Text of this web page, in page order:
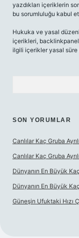
yazdıkları içeriklerin
bu sorumluluğu kabul
Hukuka ve yasal
içerikleri,
ilgili içerikler yasal süre
SON YORUMLAR
Canlılar Kaç Gruba
Canlılar Kaç Gruba
Dünyanın En Büyük
Dünyanın En Büyük
Güneşin Ufuktaki Hızı